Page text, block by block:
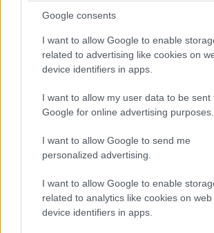
Google consents
I want to allow Google to enable
related to advertising like cookies on
device identifiers in apps.
I want to allow my user data to be sent
Google for online advertising purposes.
I want to allow Google to send me
personalized advertising.
I want to allow Google to enable
related to analytics like cookies on
device identifiers in apps.
keresést indítunk, ezeknek azonban
megválaszolatlanul marad, mivel a
weboldalakat és kulcsszavakat
összefüggő válaszokat adnak, két
Az új keresőitt kipróbálható, de
Szép lassan pedig globálisan is
keresés új generációja.
Nadella megjegyezte, szerinte ez a
majd az összes szoftveres